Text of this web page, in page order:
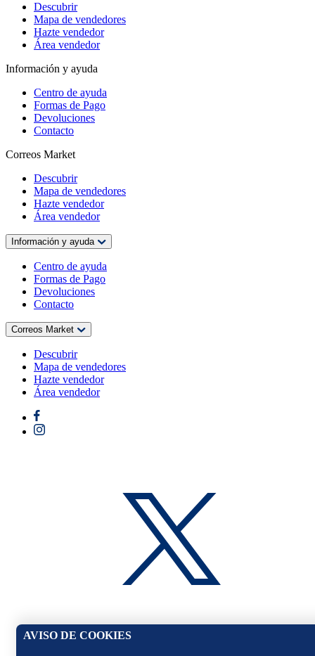
Descubrir
Mapa de vendedores
Hazte vendedor
Área vendedor
Información y ayuda
Centro de ayuda
Formas de Pago
Devoluciones
Contacto
Correos Market
Descubrir
Mapa de vendedores
Hazte vendedor
Área vendedor
Información y ayuda
Centro de ayuda
Formas de Pago
Devoluciones
Contacto
Correos Market
Descubrir
Mapa de vendedores
Hazte vendedor
Área vendedor
AVISO DE COOKIES